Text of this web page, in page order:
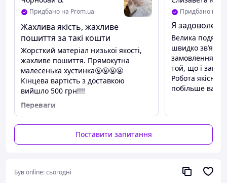
Придбано на Prom.ua
Жахлива якість, жахливе
пошиття за такі кошти
Жорсткий матеріал низької якості,
жахливе пошиття. Прямокутна
малесенька хустинка🤬🤬🤬🤬
Кінцева вартість з доставкою
вийшло 500 грн!!!!
Переваги
Немає додної, шахраї
Придбано на
Я
Велика подяка
швидко
замовлення та
той, що і
Робота
побільше вам
Поставити запитання
Був online:сьогодні